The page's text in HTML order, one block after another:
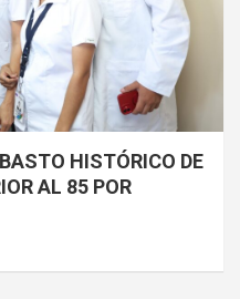
HISTÓRICO DE
AL 85 POR